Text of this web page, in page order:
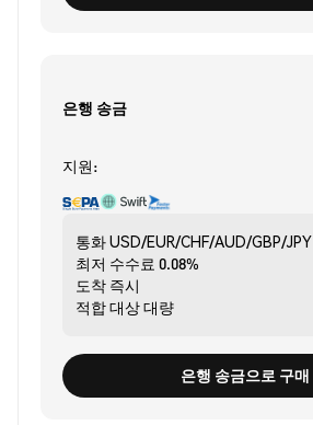
은행 송금
지원:
통화USD/EUR/CHF/AUD/GBP/JPY
최저 수수료 0.08%
도착 즉시
적합 대상대량
은행 송금으로 구매